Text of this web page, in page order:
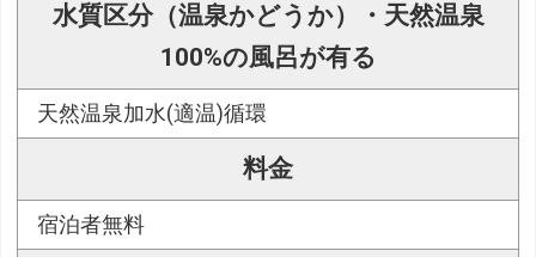
水質区分（温泉かどうか）・天然温泉
100%の風呂が有る
天然温泉加水(適温)循環
料金
宿泊者無料